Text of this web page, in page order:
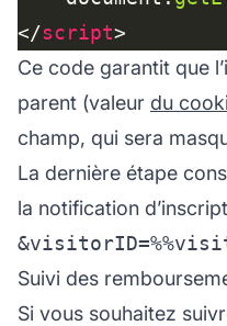
</script
Ce code garantit que
parent (valeur du
champ, qui sera
La dernière étape
la notification
Suivi des
Si vous souhaitez